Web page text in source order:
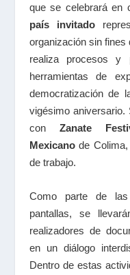
que se celebrará en
país invitado
organización sin fines
realiza procesos y
herramientas de
democratización de
vigésimo aniversario.
con Zanate
Mexicanode
de trabajo.
Como parte de
pantallas, se
realizadores de
en un diálogo
Dentro de estas